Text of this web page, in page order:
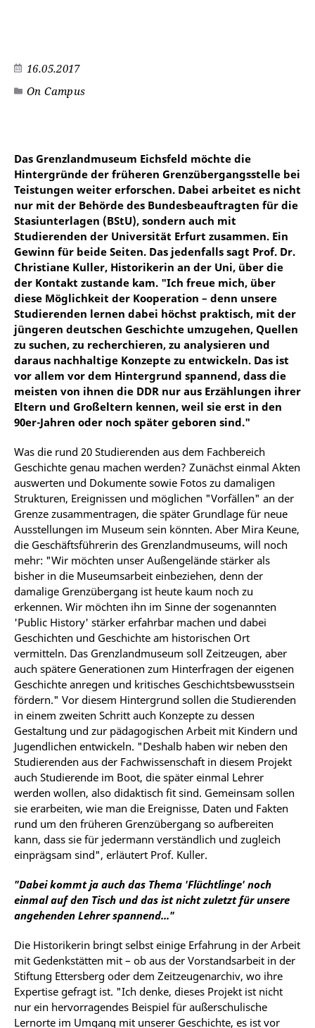
16.05.2017
On Campus
Das Grenzlandmuseum Eichsfeld möchte die
Hintergründe der früheren Grenzübergangsstelle bei
Teistungen weiter erforschen. Dabei arbeitet es nicht
nur mit der Behörde des Bundesbeauftragten für die
Stasiunterlagen (BStU), sondern auch mit
Studierenden der Universität Erfurt zusammen. Ein
Gewinn für beide Seiten. Das jedenfalls sagt Prof. Dr.
Christiane Kuller, Historikerin an der Uni, über die
der Kontakt zustande kam. "Ich freue mich, über
diese Möglichkeit der Kooperation – denn unsere
Studierenden lernen dabei höchst praktisch, mit der
jüngeren deutschen Geschichte umzugehen, Quellen
zu suchen, zu recherchieren, zu analysieren und
daraus nachhaltige Konzepte zu entwickeln. Das ist
vor allem vor dem Hintergrund spannend, dass die
meisten von ihnen die DDR nur aus Erzählungen ihrer
Eltern und Großeltern kennen, weil sie erst in den
90er-Jahren oder noch später geboren sind."
Was die rund 20 Studierenden aus dem Fachbereich
Geschichte genau machen werden? Zunächst einmal Akten
auswerten und Dokumente sowie Fotos zu damaligen
Strukturen, Ereignissen und möglichen "Vorfällen" an der
Grenze zusammentragen, die später Grundlage für neue
Ausstellungen im Museum sein könnten. Aber Mira Keune,
die Geschäftsführerin des Grenzlandmuseums, will noch
mehr: "Wir möchten unser Außengelände stärker als
bisher in die Museumsarbeit einbeziehen, denn der
damalige Grenzübergang ist heute kaum noch zu
erkennen. Wir möchten ihn im Sinne der sogenannten
'Public History' stärker erfahrbar machen und dabei
Geschichten und Geschichte am historischen Ort
vermitteln. Das Grenzlandmuseum soll Zeitzeugen, aber
auch spätere Generationen zum Hinterfragen der eigenen
Geschichte anregen und kritisches Geschichtsbewusstsein
fördern." Vor diesem Hintergrund sollen die Studierenden
in einem zweiten Schritt auch Konzepte zu dessen
Gestaltung und zur pädagogischen Arbeit mit Kindern und
Jugendlichen entwickeln. "Deshalb haben wir neben den
Studierenden aus der Fachwissenschaft in diesem Projekt
auch Studierende im Boot, die später einmal Lehrer
werden wollen, also didaktisch fit sind. Gemeinsam sollen
sie erarbeiten, wie man die Ereignisse, Daten und Fakten
rund um den früheren Grenzübergang so aufbereiten
kann, dass sie für jedermann verständlich und zugleich
einprägsam sind", erläutert Prof. Kuller.
"Dabei kommt ja auch das Thema 'Flüchtlinge' noch
einmal auf den Tisch und das ist nicht zuletzt für unsere
angehenden Lehrer spannend..."
Die Historikerin bringt selbst einige Erfahrung in der Arbeit
mit Gedenkstätten mit – ob aus der Vorstandsarbeit in der
Stiftung Ettersberg oder dem Zeitzeugenarchiv, wo ihre
Expertise gefragt ist. "Ich denke, dieses Projekt ist nicht
nur ein hervorragendes Beispiel für außerschulische
Lernorte im Umgang mit unserer Geschichte, es ist vor